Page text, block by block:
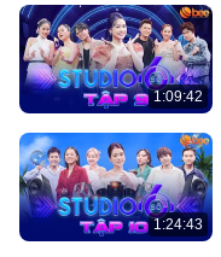
1:09:42
1:24:43